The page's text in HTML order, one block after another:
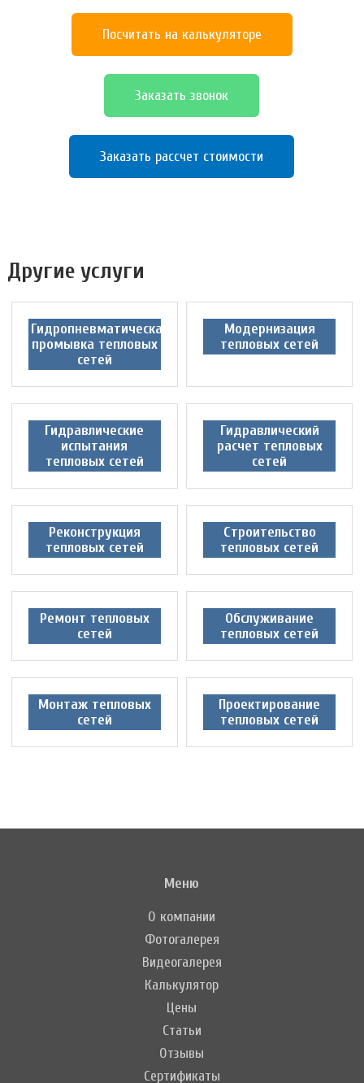
Посчитать на калькуляторе
Заказать звонок
Заказать рассчет стоимости
Другие услуги
Гидропневматическая
промывка тепловых
сетей
Модернизация
тепловых сетей
Гидравлические
испытания
тепловых сетей
Гидравлический
расчет тепловых
сетей
Реконструкция
тепловых сетей
Строительство
тепловых сетей
Ремонт тепловых
сетей
Обслуживание
тепловых сетей
Монтаж тепловых
сетей
Проектирование
тепловых сетей
Меню
О компании
Фотогалерея
Видеогалерея
Калькулятор
Цены
Статьи
Отзывы
Сертификаты